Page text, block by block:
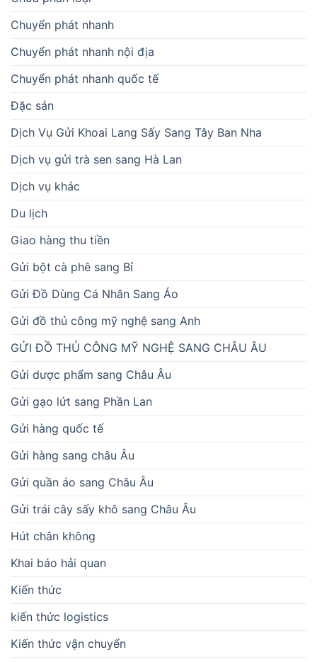
Chuyển phát nhanh
Chuyển phát nhanh nội địa
Chuyển phát nhanh quốc tế
Đặc sản
Dịch Vụ Gửi Khoai Lang Sấy Sang Tây Ban Nha
Dịch vụ gửi trà sen sang Hà Lan
Dịch vụ khác
Du lịch
Giao hàng thu tiền
Gửi bột cà phê sang Bỉ
Gửi Đồ Dùng Cá Nhân Sang Áo
Gửi đồ thủ công mỹ nghệ sang Anh
GỬI ĐỒ THỦ CÔNG MỸ NGHỆ SANG CHÂU ÂU
Gửi dược phẩm sang Châu Âu
Gửi gạo lứt sang Phần Lan
Gửi hàng quốc tế
Gửi hàng sang châu Âu
Gửi quần áo sang Châu Âu
Gửi trái cây sấy khô sang Châu Âu
Hút chân không
Khai báo hải quan
Kiến thức
kiến thức logistics
Kiến thức vận chuyển